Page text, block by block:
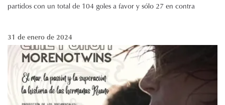
partidos con un total de 104 goles a favor y sólo 27 en contra
31 de enero de 2024